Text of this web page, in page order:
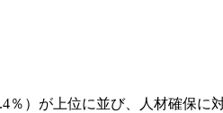
％）が上位に並び、人材確保に